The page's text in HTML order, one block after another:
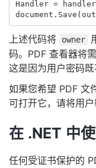
Handler = handler
document . Save (
上述代码将 owner
码。PDF 查看器将
这是因为用户密码既
如果您希望 PDF 文
可打开它，请将用
在 .NET 中
任何受证书保护的